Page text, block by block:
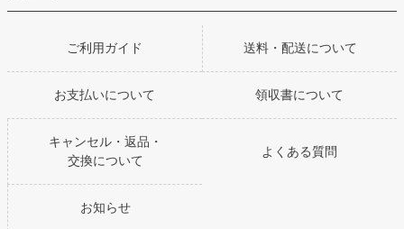
ご利用ガイド 送料・配送について
お支払いについて 領収書について
キャンセル・返品・
交換について
よくある質問
お知らせ